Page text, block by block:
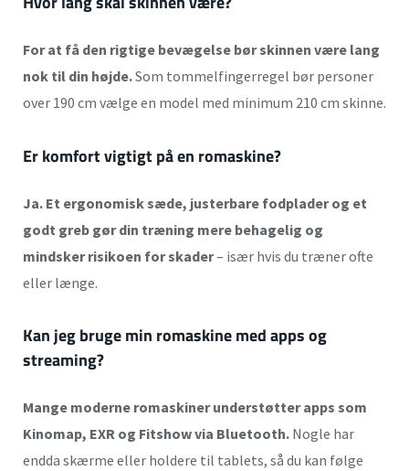
For at få den rigtige bevægelse bør skinnen være lang
nok til din højde.Som tommelfingerregel bør personer
over 190 cm vælge en model med minimum 210 cm skinne.
Er komfort vigtigt på en romaskine?
Ja. Et ergonomisk sæde, justerbare fodplader og et
godt greb gør din træning mere behagelig og
mindsker risikoen for skader– især hvis du træner ofte
eller længe.
Kan jeg bruge min romaskine med apps og
streaming?
Mange moderne romaskiner understøtter apps som
Kinomap, EXR og Fitshow via Bluetooth. Nogle har
endda skærme eller holdere til tablets, så du kan følge